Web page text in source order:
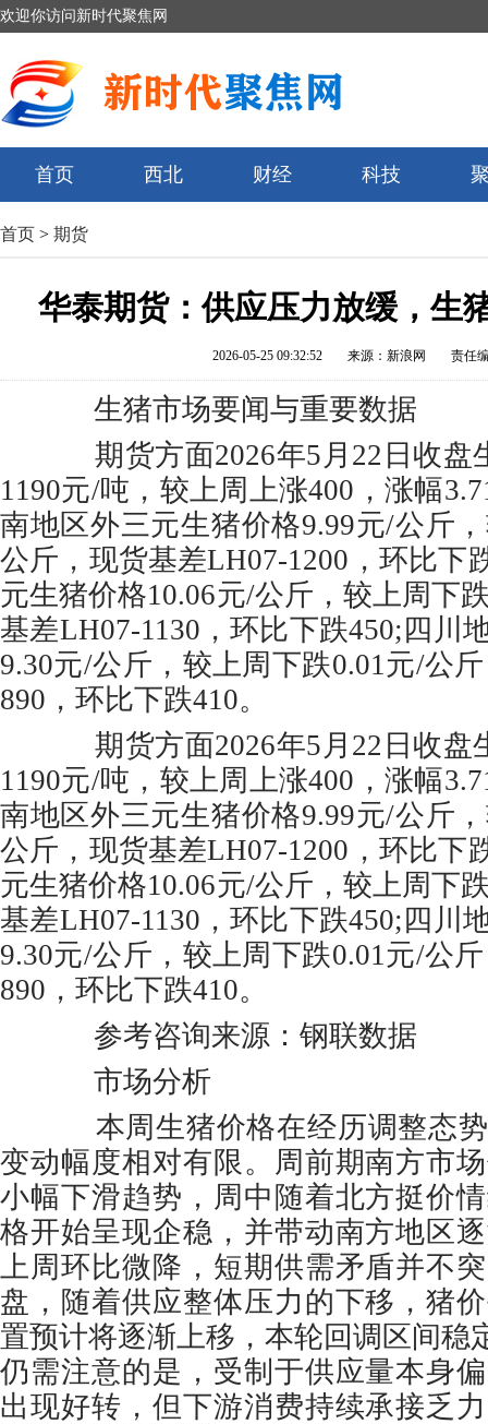
欢迎你访问新时代聚焦网
首页 西北 财经 科技
首页 > 期货
华泰期货：供应压力放缓，生
2026-05-25 09:32:52 来源：新浪网 责任
生猪市场要闻与重要数据
期货方面2026年5月22日收盘
1190元/吨，较上周上涨400，涨幅
南地区外三元生猪价格9.99元/公斤
公斤，现货基差LH07-1200，环比下
元生猪价格10.06元/公斤，较上周下
基差LH07-1130，环比下跌450;四川
9.30元/公斤，较上周下跌0.01元/公
890，环比下跌410。
期货方面2026年5月22日收盘
1190元/吨，较上周上涨400，涨幅
南地区外三元生猪价格9.99元/公斤
公斤，现货基差LH07-1200，环比下
元生猪价格10.06元/公斤，较上周下
基差LH07-1130，环比下跌450;四川
9.30元/公斤，较上周下跌0.01元/公
890，环比下跌410。
参考咨询来源：钢联数据
市场分析
本周生猪价格在经历调整态势
变动幅度相对有限。周前期南方市
小幅下滑趋势，周中随着北方挺价
格开始呈现企稳，并带动南方地区
上周环比微降，短期供需矛盾并不
盘，随着供应整体压力的下移，猪
置预计将逐渐上移，本轮回调区间稳
仍需注意的是，受制于供应量本身
出现好转，但下游消费持续承接乏